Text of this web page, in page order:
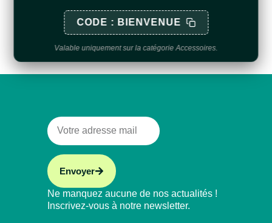
Voir le produit Voir le produit
Envoyer
Ne manquez aucune de nos actualités !
Inscrivez-vous à notre newsletter.
CODE : BIENVENUE
Valable uniquement sur la catégorie Accessoires.